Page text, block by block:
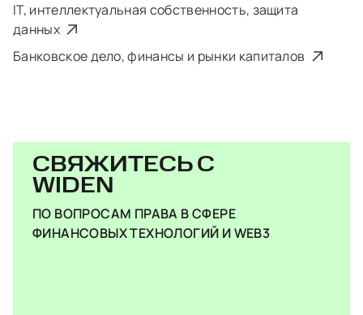
IT, интеллектуальная собственность, защита
данных
Банковское дело, финансы и рынки капиталов
СВЯЖИТЕСЬ С
WIDEN
ПО ВОПРОСАМ ПРАВА В СФЕРЕ
ФИНАНСОВЫХ ТЕХНОЛОГИЙ И WEB3